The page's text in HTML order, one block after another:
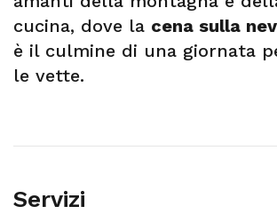
cucina, dove la cena sulla
è il culmine di una giornata
le vette.
Servizi